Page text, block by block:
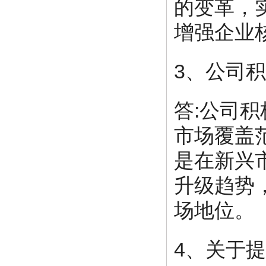
的变革，
增强企业
3、公司
答:公司
市场覆盖
是在新兴
升级趋势
场地位。
4、关于